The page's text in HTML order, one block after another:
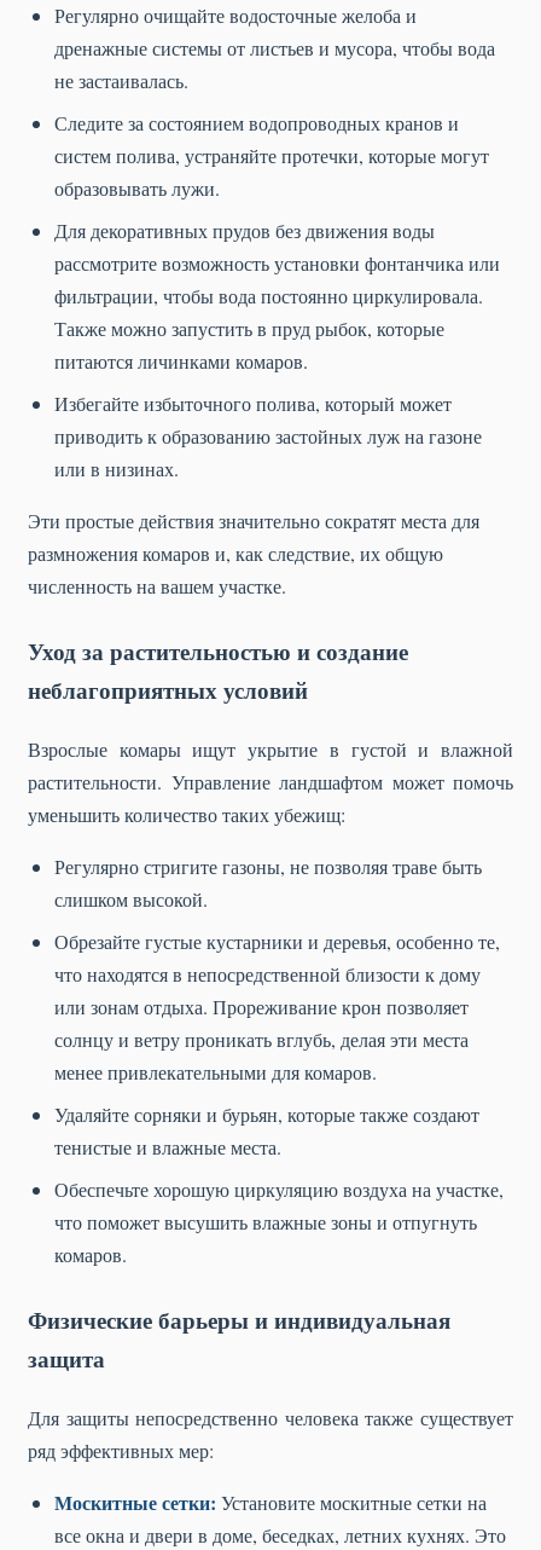
Регулярно очищайте водосточные желоба и
дренажные системы от листьев и мусора, чтобы вода
не застаивалась.
Следите за состоянием водопроводных кранов и
систем полива, устраняйте протечки, которые могут
образовывать лужи.
Для декоративных прудов без движения воды
рассмотрите возможность установки фонтанчика или
фильтрации, чтобы вода постоянно циркулировала.
Также можно запустить в пруд рыбок, которые
питаются личинками комаров.
Избегайте избыточного полива, который может
приводить к образованию застойных луж на газоне
или в низинах.
Эти простые действия значительно сократят места для
размножения комаров и, как следствие, их общую
численность на вашем участке.
Уход за растительностью и создание
неблагоприятных условий
Взрослые комары ищут укрытие в густой и влажной
растительности. Управление ландшафтом может помочь
уменьшить количество таких убежищ:
Регулярно стригите газоны, не позволяя траве быть
слишком высокой.
Обрезайте густые кустарники и деревья, особенно те,
что находятся в непосредственной близости к дому
или зонам отдыха. Прореживание крон позволяет
солнцу и ветру проникать вглубь, делая эти места
менее привлекательными для комаров.
Удаляйте сорняки и бурьян, которые также создают
тенистые и влажные места.
Обеспечьте хорошую циркуляцию воздуха на участке,
что поможет высушить влажные зоны и отпугнуть
комаров.
Физические барьеры и индивидуальная
защита
Для защиты непосредственно человека также существует
ряд эффективных мер:
Москитные сетки: Установите москитные сетки на
все окна и двери в доме, беседках, летних кухнях. Это